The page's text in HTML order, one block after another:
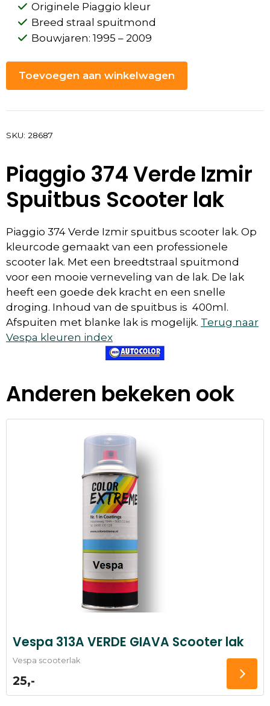
Originele Piaggio kleur
Breed straal spuitmond
Bouwjaren: 1995 – 2009
Toevoegen aan winkelwagen
SKU: 28687
Piaggio 374 Verde Izmir
Spuitbus Scooter lak
Piaggio 374 Verde Izmir spuitbus scooter lak. Op
kleurcode gemaakt van een professionele
scooter lak. Met een breedtstraal spuitmond
voor een mooie verneveling van de lak. De lak
heeft een goede dek kracht en een snelle
droging. Inhoud van de spuitbus is 400ml.
Afspuiten met blanke lak is mogelijk. Terug naar
Vespa kleuren index
Anderen bekeken ook
Vespa 313A VERDE GIAVA Scooter lak
Vespa scooterlak
25,-